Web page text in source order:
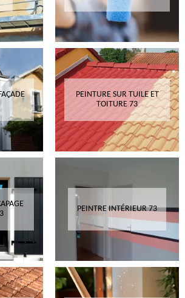
PEINTURE SUR TUILE ET
TOITURE 73
PEINTRE INTÉRIEUR 73